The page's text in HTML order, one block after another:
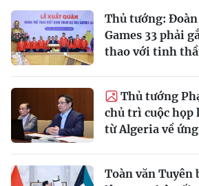
Thủ tướng: Đoàn
Games 33 phải
thao với tinh
Thủ tướng
chủ trì cuộc họp
từ Algeria về
Toàn văn Tuyên